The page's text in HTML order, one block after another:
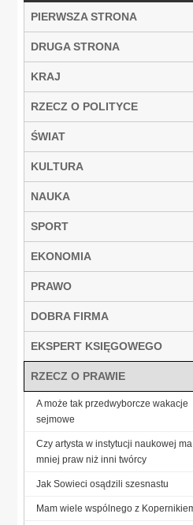
PIERWSZA STRONA
DRUGA STRONA
KRAJ
RZECZ O POLITYCE
ŚWIAT
KULTURA
NAUKA
SPORT
EKONOMIA
PRAWO
DOBRA FIRMA
EKSPERT KSIĘGOWEGO
RZECZ O PRAWIE
A może tak przedwyborcze wakacje
sejmowe
Czy artysta w instytucji naukowej ma
mniej praw niż inni twórcy
Jak Sowieci osądzili szesnastu
Mam wiele wspólnego z